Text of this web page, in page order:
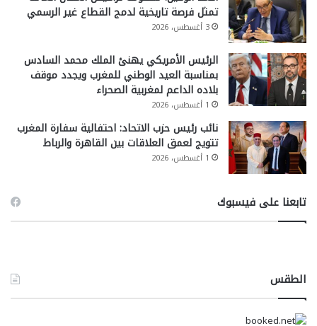
تمثل فرصة تاريخية لدمج القطاع غير الرسمي
3 أغسطس، 2026
الرئيس الأمريكي يهنئ الملك محمد السادس
بمناسبة العيد الوطني للمغرب ويجدد موقف
بلاده الداعم لمغربية الصحراء
1 أغسطس، 2026
نائب رئيس حزب الاتحاد: احتفالية سفارة المغرب
تتويج لعمق العلاقات بين القاهرة والرباط
1 أغسطس، 2026
تابعنا على فيسبوك
الطقس